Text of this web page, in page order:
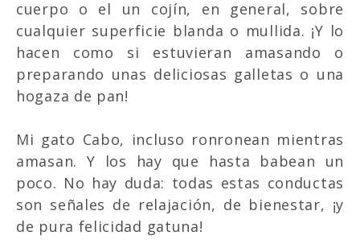
cuerpo o el un cojín, en general, sobre
cualquier superficie blanda o mullida. ¡Y lo
hacen como si estuvieran amasando o
preparando unas deliciosas galletas o una
hogaza de pan!
Mi gato Cabo, incluso ronronean mientras
amasan. Y los hay que hasta babean un
poco. No hay duda: todas estas conductas
son señales de relajación, de bienestar, ¡y
de pura felicidad gatuna!